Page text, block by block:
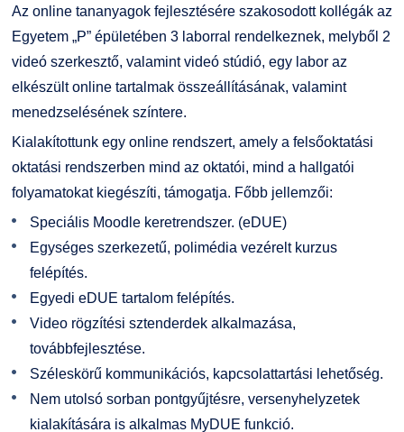
Az online tananyagok fejlesztésére szakosodott kollégák az
Egyetem „P” épületében 3 laborral rendelkeznek, melyből 2
videó szerkesztő, valamint videó stúdió, egy labor az
elkészült online tartalmak összeállításának, valamint
menedzselésének színtere.
Kialakítottunk egy online rendszert, amely a felsőoktatási
oktatási rendszerben mind az oktatói, mind a hallgatói
folyamatokat kiegészíti, támogatja. Főbb jellemzői:
Speciális Moodle keretrendszer. (eDUE)
Egységes szerkezetű, polimédia vezérelt kurzus
felépítés.
Egyedi eDUE tartalom felépítés.
Video rögzítési sztenderdek alkalmazása,
továbbfejlesztése.
Széleskörű kommunikációs, kapcsolattartási lehetőség.
Nem utolsó sorban pontgyűjtésre, versenyhelyzetek
kialakítására is alkalmas MyDUE funkció.